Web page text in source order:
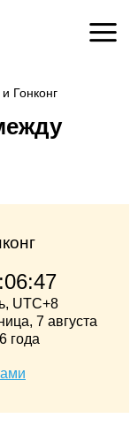
Гонконг
UTC+8
7 августа
года